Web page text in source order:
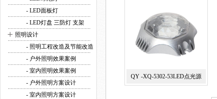
- LED面板灯
- LED灯盘 三防灯 支架
+ 照明设计
- 照明工程改造及节能改造
- 户外照明效果案例
- 室内照明效果案例
- 户外照明方案设计
- 室内照明方案设计
QY -XQ-5302-53LED点光源